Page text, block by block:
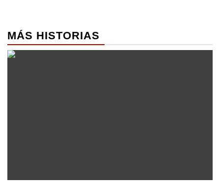
MÁS HISTORIAS